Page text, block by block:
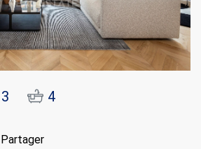
3 4
Partager